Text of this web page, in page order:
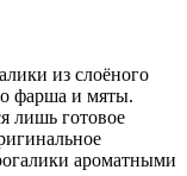
из слоёного
фарша и мяты.
лишь готовое
ароматными